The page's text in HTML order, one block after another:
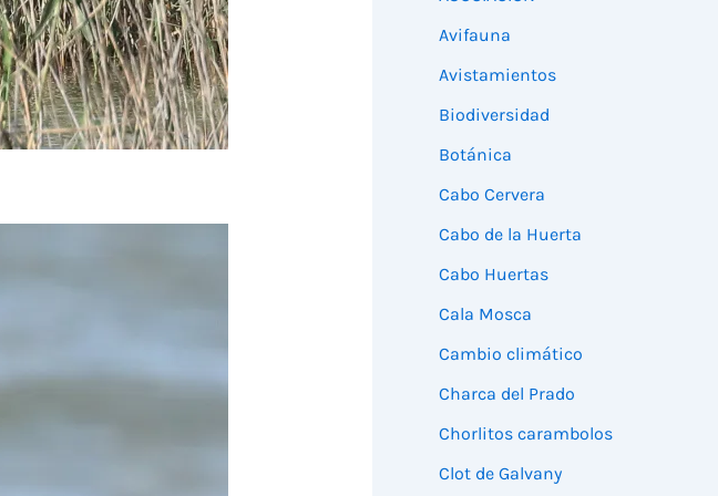
Avifauna
Avistamientos
Biodiversidad
Botánica
Cabo Cervera
Cabo de la Huerta
Cabo Huertas
Cala Mosca
Cambio climático
Charca del Prado
Chorlitos carambolos
Clot de Galvany